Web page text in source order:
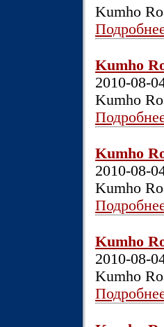
Kumho
Kumho
2010-08-
Kumho
Kumho
2010-08-
Kumho
Kumho
2010-08-
Kumho